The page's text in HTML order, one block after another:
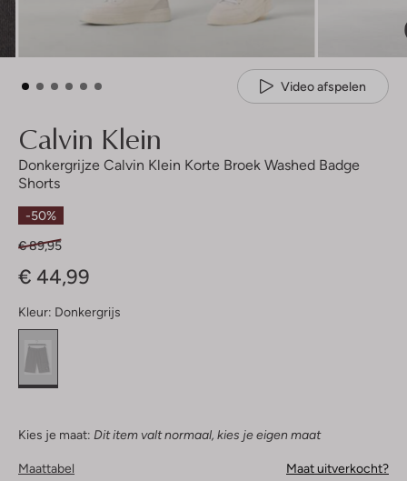
Video afspelen
Calvin Klein
Donkergrijze Calvin Klein Korte Broek Washed Badge
Shorts
-50%
€ 89,95
€ 44,99
Kleur: Donkergrijs
Kies je maat: Dit item valt normaal, kies je eigen maat
Maattabel Maat uitverkocht?